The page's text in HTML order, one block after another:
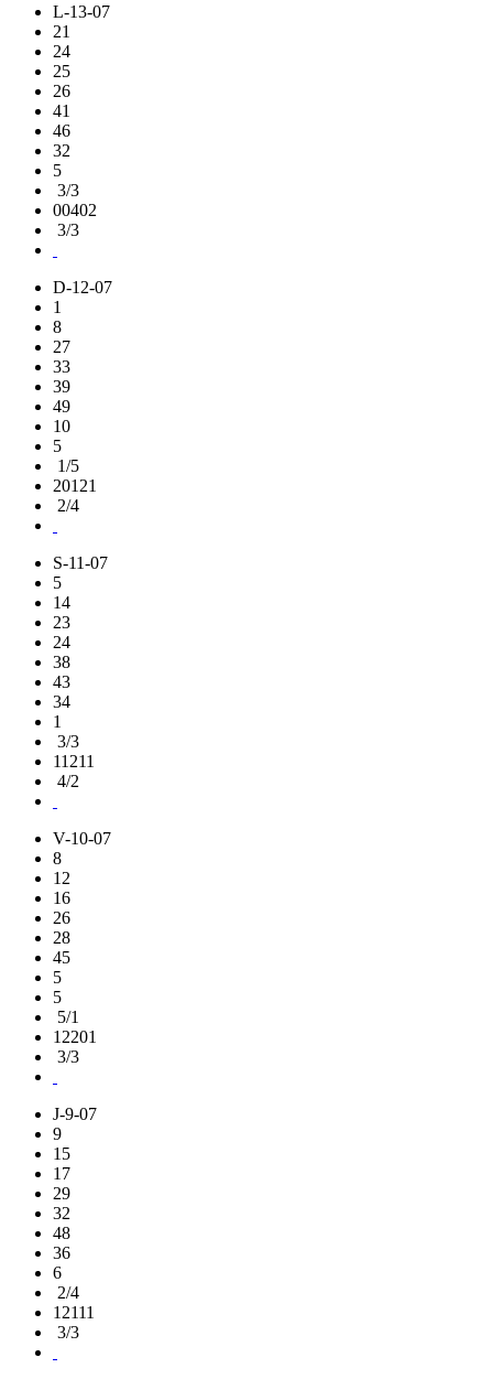
L-13-07
21
24
25
26
41
46
32
5
3/3
00402
3/3
D-12-07
1
8
27
33
39
49
10
5
1/5
20121
2/4
S-11-07
5
14
23
24
38
43
34
1
3/3
11211
4/2
V-10-07
8
12
16
26
28
45
5
5
5/1
12201
3/3
J-9-07
9
15
17
29
32
48
36
6
2/4
12111
3/3